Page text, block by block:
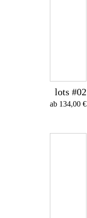
lots #02
ab 134,00 €